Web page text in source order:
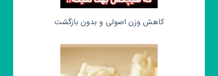
کاهش وزن اصولی و بدون بازگشت